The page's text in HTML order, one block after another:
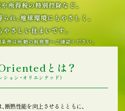
所得税の特別控除など、
れ、地球環境にもやさしく、
やさしい住まいです。
件は所轄の税務署へご確認ください。
とは？
ション・オリエンテッド）
断熱性能を向上させるとともに、